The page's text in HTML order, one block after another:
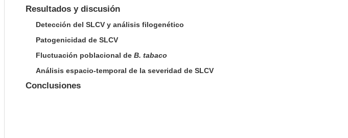
Resultados y discusión
Detección del SLCV y análisis filogenético
Patogenicidad de SLCV
Fluctuación poblacional de B. tabaco
Análisis espacio-temporal de la severidad de SLCV
Conclusiones